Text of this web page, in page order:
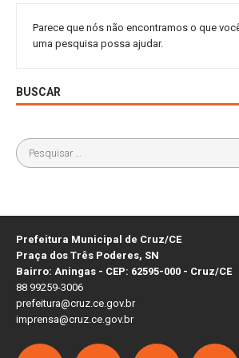
Parece que nós não encontramos o que
uma pesquisa possa ajudar.
BUSCAR
Prefeitura Municipal de Cruz/CE
Praça dos Três Poderes, SN
Bairro: Aningas - CEP: 62595-000 - Cruz/CE
88 99259-3006
prefeitura@cruz.ce.gov.br
imprensa@cruz.ce.gov.br